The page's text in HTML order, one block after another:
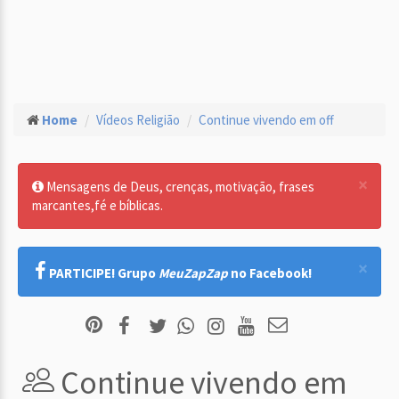
Home Vídeos Religião Continue vivendo em off
×
Mensagens de Deus, crenças, motivação, frases
marcantes,fé e bíblicas.
×
PARTICIPE! Grupo MeuZapZap no Facebook!
Continue vivendo em